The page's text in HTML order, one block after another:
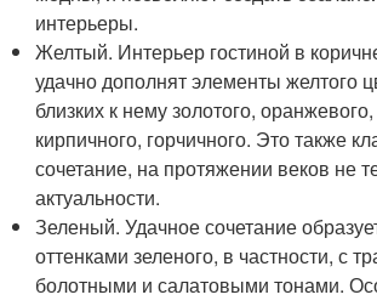
интерьеры.
Желтый. Интерьер гостиной в
удачно дополнят элементы желтого
близких к нему золотого,
кирпичного, горчичного. Это также
сочетание, на протяжении веков не
актуальности.
Зеленый. Удачное сочетание
оттенками зеленого, в частности, с
болотными и салатовыми тонами.